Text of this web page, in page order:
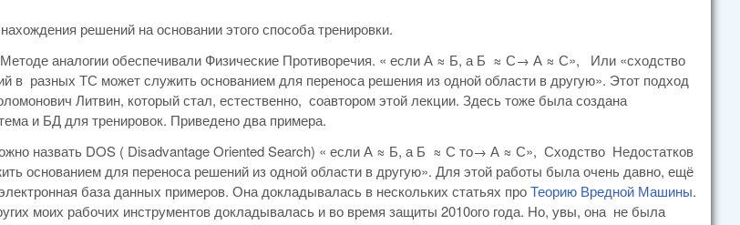
решений на основании этого способа тренировки.
аналогии обеспечивали Физические Противоречия. « если А ≈ Б, а Б ≈ С→ А ≈ С», Или «сходство
в разных ТС может служить основанием для переноса решения из одной области в другую». Этот подход
Литвин, который стал, естественно, соавтором этой лекции. Здесь тоже была создана
и БД для тренировок. Приведено два примера.
назвать DOS ( Disadvantage Oriented Search) « если А ≈ Б, а Б ≈ С то→ А ≈ С», Сходство Недостатков
основанием для переноса решений из одной области в другую». Для этой работы была очень давно, ещё
база данных примеров. Она докладывалась в нескольких статьях проТеорию Вредной Машины.
моих рабочих инструментов докладывалась и во время защиты 2010ого года. Но, увы, она не была